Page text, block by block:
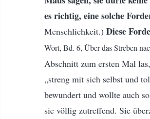
es richtig, eine solche
Menschlichkeit.) Diese
Wort, Bd. 6, Über das Streben
Abschnitt zum ersten Mal
„streng mit sich selbst und
bewundert und wollte auch
sie völlig zutreffend. Sie